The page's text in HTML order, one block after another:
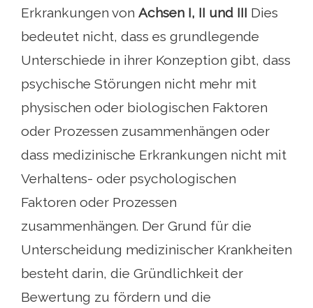
Erkrankungen von Achsen I, II und III Dies
bedeutet nicht, dass es grundlegende
Unterschiede in ihrer Konzeption gibt, dass
psychische Störungen nicht mehr mit
physischen oder biologischen Faktoren
oder Prozessen zusammenhängen oder
dass medizinische Erkrankungen nicht mit
Verhaltens- oder psychologischen
Faktoren oder Prozessen
zusammenhängen. Der Grund für die
Unterscheidung medizinischer Krankheiten
besteht darin, die Gründlichkeit der
Bewertung zu fördern und die